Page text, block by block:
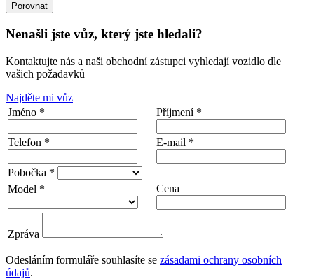
Porovnat
Nenašli jste vůz, který jste hledali?
Kontaktujte nás a naši obchodní zástupci vyhledají vozidlo dle
vašich požadavků
Najděte mi vůz
Jméno *
Příjmení *
Telefon * E-mail *
Pobočka *
Model *
Cena
Zpráva
Odesláním formuláře souhlasíte se zásadami ochrany osobních
údajů.